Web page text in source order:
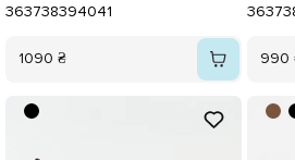
363738394041
1090 ₴
3637
990